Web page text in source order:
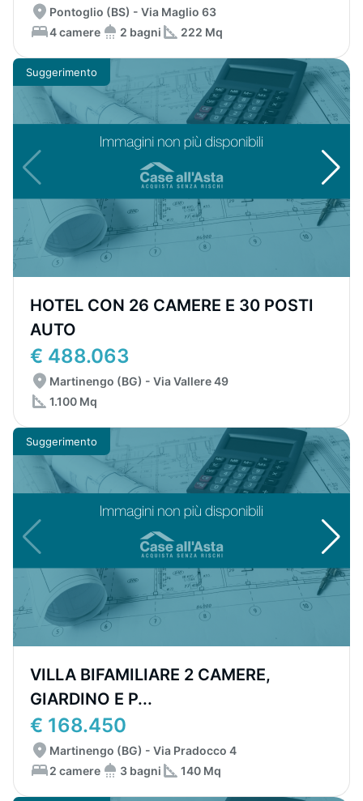
Pontoglio (BS) - Via Maglio 63
4 camere
2 bagni 222 Mq
Suggerimento
HOTEL CON 26 CAMERE E 30 POSTI
AUTO
€ 488.063
Martinengo (BG) - Via Vallere 49
1.100 Mq
Suggerimento
VILLA BIFAMILIARE 2 CAMERE,
GIARDINO E P...
€ 168.450
Martinengo (BG) - Via Pradocco 4
2 camere
3 bagni 140 Mq